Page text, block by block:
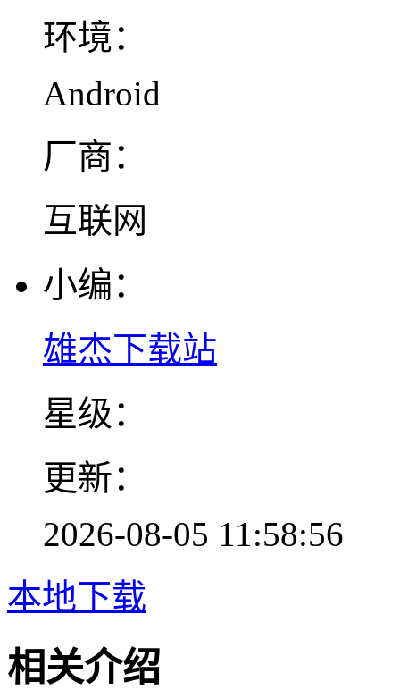
环境：
Android
厂商：
互联网
小编：
雄杰下载站
星级：
更新：
2026-08-05 11:58:56
本地下载
相关介绍